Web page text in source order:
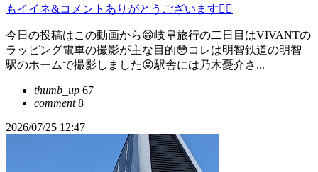
もイイネ&コメントありがとうございます🙇‍♂️
今日の投稿はこの動画から😁岐阜旅行の二日目はVIVANTの
ラッピング電車の撮影が主な目的😳コレは明智鉄道の明智
駅のホームで撮影しました😝駅舎には乃木憂介さ...
thumb_up 67
comment8
2026/07/25 12:47